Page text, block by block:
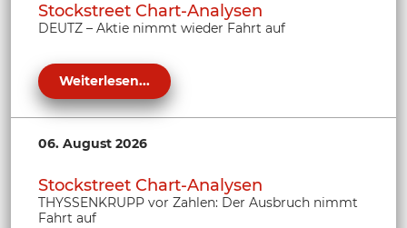
Stockstreet Chart-Analysen
DEUTZ – Aktie nimmt wieder Fahrt auf
Weiterlesen...
06. August 2026
Stockstreet Chart-Analysen
THYSSENKRUPP vor Zahlen: Der Ausbruch nimmt
Fahrt auf